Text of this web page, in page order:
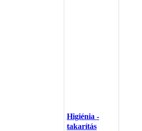
Higiénia -
takarítás